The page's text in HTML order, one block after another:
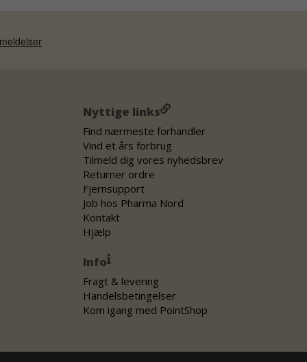
Nyttige links
Find nærmeste forhandler
Vind et års forbrug
Tilmeld dig vores nyhedsbrev
Returner ordre
Fjernsupport
Job hos Pharma Nord
Kontakt
Hjælp
Info
Fragt & levering
Handelsbetingelser
Kom igang med PointShop